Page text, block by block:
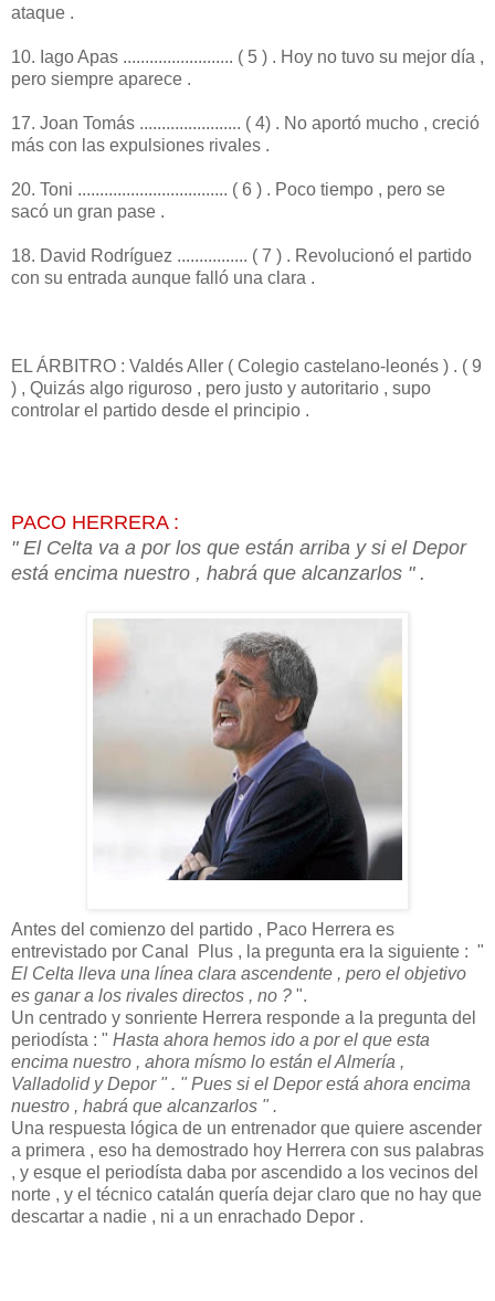
ataque .
10. Iago Apas ......................... ( 5 ) . Hoy no tuvo su mejor día ,
pero siempre aparece .
17. Joan Tomás ....................... ( 4) . No aportó mucho , creció
más con las expulsiones rivales .
20. Toni .................................. ( 6 ) . Poco tiempo , pero se
sacó un gran pase .
18. David Rodríguez ................ ( 7 ) . Revolucionó el partido
con su entrada aunque falló una clara .
EL ÁRBITRO : Valdés Aller ( Colegio castelano-leonés ) . ( 9
) , Quizás algo riguroso , pero justo y autoritario , supo
controlar el partido desde el principio .
PACO HERRERA :
" El Celta va a por los que están arriba y si el Depor
está encima nuestro , habrá que alcanzarlos " .
Antes del comienzo del partido , Paco Herrera es
entrevistado por Canal Plus , la pregunta era la siguiente : "
El Celta lleva una línea clara ascendente , pero el objetivo
es ganar a los rivales directos , no ? ".
Un centrado y sonriente Herrera responde a la pregunta del
periodísta : " Hasta ahora hemos ido a por el que esta
encima nuestro , ahora mísmo lo están el Almería ,
Valladolid y Depor " . " Pues si el Depor está ahora encima
nuestro , habrá que alcanzarlos " .
Una respuesta lógica de un entrenador que quiere ascender
a primera , eso ha demostrado hoy Herrera con sus palabras
, y esque el periodísta daba por ascendido a los vecinos del
norte , y el técnico catalán quería dejar claro que no hay que
descartar a nadie , ni a un enrachado Depor .